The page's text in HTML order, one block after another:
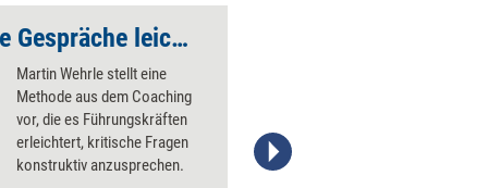
LIMO macht kritische Gespräche leichter
Martin Wehrle stellt eine
Methode aus dem Coaching
vor, die es Führungskräften
erleichtert, kritische Fragen
konstruktiv anzusprechen.
Stefanie Diers; www.managerseminare.de